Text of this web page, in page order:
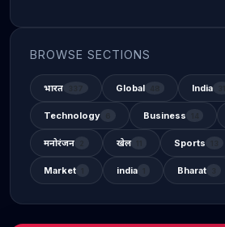
BROWSE SECTIONS
भारत Global India
Technology Business
मनोरंजन खेल Sports
Market india Bharat